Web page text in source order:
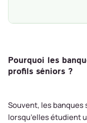
Pourquoi les
profils séniors ?
Souvent, les
lorsqu’elles étudient